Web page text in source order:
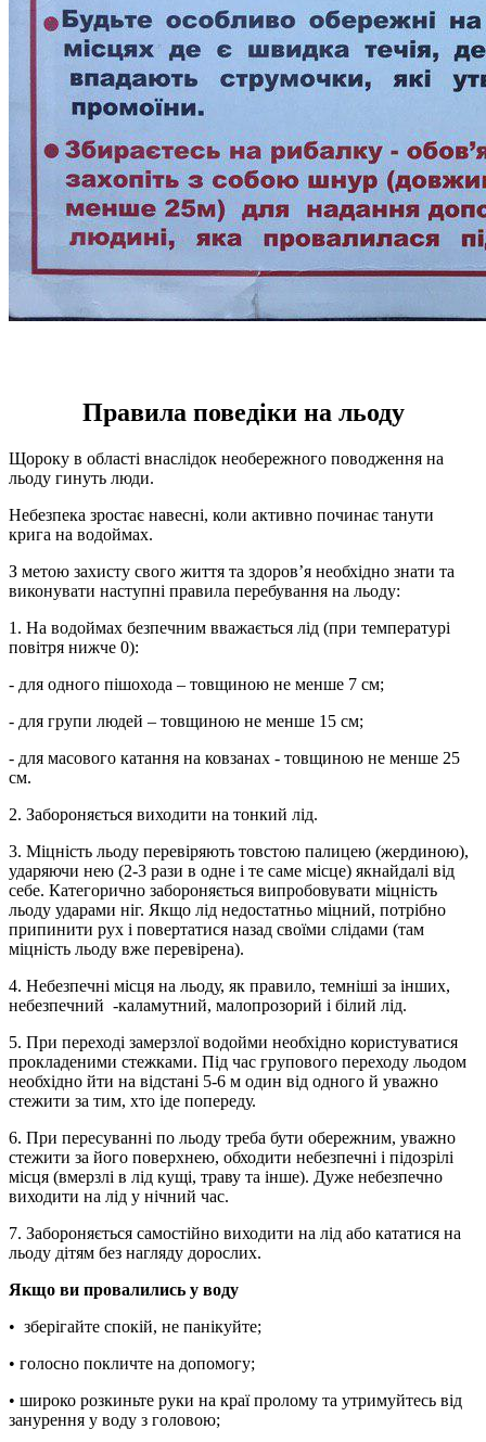
Правила поведіки на льоду
Щороку в області внаслідок необережного поводження на
льоду гинуть люди.
Небезпека зростає навесні, коли активно починає танути
крига на водоймах.
З метою захисту свого життя та здоров’я необхідно знати та
виконувати наступні правила перебування на льоду:
1. На водоймах безпечним вважається лід (при температурі
повітря нижче 0):
- для одного пішохода – товщиною не менше 7 см;
- для групи людей – товщиною не менше 15 см;
- для масового катання на ковзанах - товщиною не менше 25
см.
2. Забороняється виходити на тонкий лід.
3. Міцність льоду перевіряють товстою палицею (жердиною),
ударяючи нею (2-3 рази в одне і те саме місце) якнайдалі від
себе. Категорично забороняється випробовувати міцність
льоду ударами ніг. Якщо лід недостатньо міцний, потрібно
припинити рух і повертатися назад своїми слідами (там
міцність льоду вже перевірена).
4. Небезпечні місця на льоду, як правило, темніші за інших,
небезпечний -каламутний, малопрозорий і білий лід.
5. При переході замерзлої водойми необхідно користуватися
прокладеними стежками. Під час групового переходу льодом
необхідно йти на відстані 5-6 м один від одного й уважно
стежити за тим, хто іде попереду.
6. При пересуванні по льоду треба бути обережним, уважно
стежити за його поверхнею, обходити небезпечні і підозрілі
місця (вмерзлі в лід кущі, траву та інше). Дуже небезпечно
виходити на лід у нічний час.
7. Забороняється самостійно виходити на лід або кататися на
льоду дітям без нагляду дорослих.
Якщо ви провалились у воду
• зберігайте спокій, не панікуйте;
• голосно покличте на допомогу;
• широко розкиньте руки на краї пролому та утримуйтесь від
занурення у воду з головою;